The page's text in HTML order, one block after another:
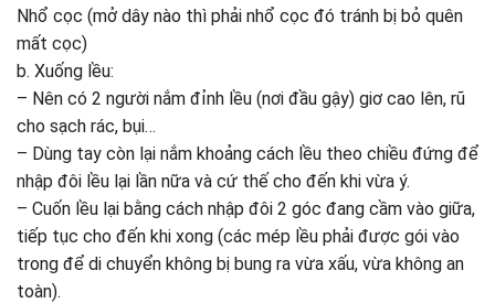
Nhổ cọc (mở dây nào thì phải nhổ cọc đó tránh bị bỏ quên
mất cọc)
b. Xuống lều:
– Nên có 2 người nắm đỉnh lều (nơi đầu gậy) giơ cao lên, rũ
cho sạch rác, bụi…
– Dùng tay còn lại nắm khoảng cách lều theo chiều đứng để
nhập đôi lều lại lần nữa và cứ thế cho đến khi vừa ý.
– Cuốn lều lại bằng cách nhập đôi 2 góc đang cầm vào giữa,
tiếp tục cho đến khi xong (các mép lều phải được gói vào
trong để di chuyển không bị bung ra vừa xấu, vừa không an
toàn).